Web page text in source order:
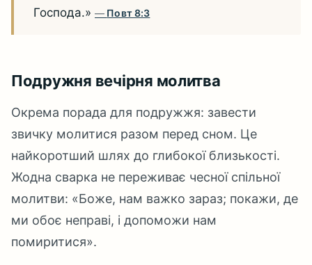
Господа.»
Повт 8:3
Подружня вечірня молитва
Окрема порада для подружжя: завести
звичку молитися разом перед сном. Це
найкоротший шлях до глибокої близькості.
Жодна сварка не переживає чесної спільної
молитви: «Боже, нам важко зараз; покажи, де
ми обоє неправі, і допоможи нам
помиритися».